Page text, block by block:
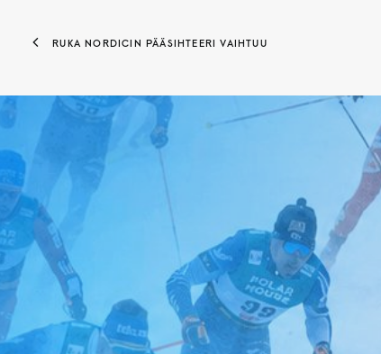
RUKA NORDICIN PÄÄSIHTEERI VAIHTUU